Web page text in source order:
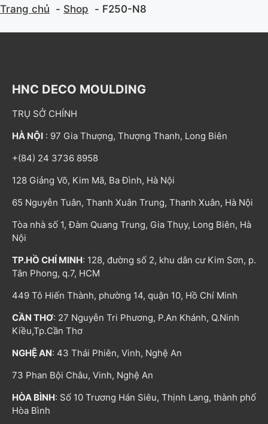
Trang chủ Shop F250-N8
HNC DECO MOULDING
TRỤ SỞ CHÍNH
HÀ NỘI : 97 Gia Thượng, Thượng Thanh, Long Biên
+(84) 24 3736 8958
128 Giảng Võ, Kim Mã, Ba Đình, Hà Nội
65 Nguyễn Tuân, Thanh Xuân Trung, Thanh Xuân, Hà Nội
Tòa nhà số 1, Đàm Quang Trung, Gia Thụy, Long Biên, Hà
Nội
TP.HỒ CHÍ MINH: 128, đường số 2, khu dân cư Kim Sơn, p.
Tân Phong, q.7, HCM
449 Tô Hiến Thành, phường 14, quận 10, Hồ Chí Minh
CẦN THƠ: 27 Nguyễn Tri Phương, P.An Khánh, Q.Ninh
Kiều,Tp.Cần Thơ
NGHỆ AN: 43 Thái Phiên, Vinh, Nghệ An
73 Phan Bội Châu, Vinh, Nghệ An
HÒA BÌNH: Số 10 Trương Hán Siêu, Thịnh Lang, thành phố
Hòa Bình